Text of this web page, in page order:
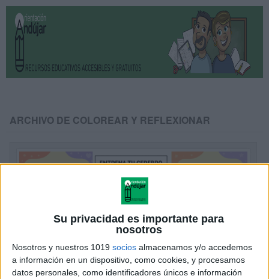
Su privacidad es importante para
nosotros
Nosotros y nuestros 1019 socios almacenamos y/o accedemos
a información en un dispositivo, como cookies, y procesamos
datos personales, como identificadores únicos e información
ARCHIVO DE COLOREAR Y REFLEXIONAR